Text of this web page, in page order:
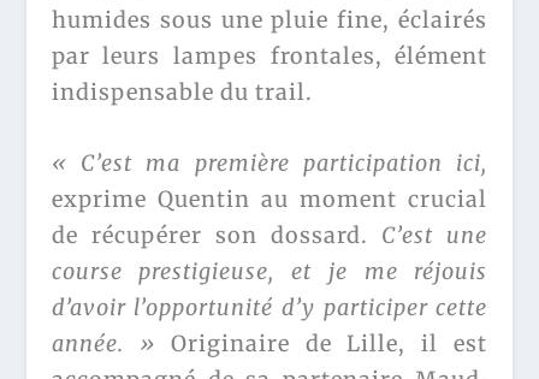
humides sous une pluie fine, éclairés
par leurs lampes frontales, élément
indispensable du trail.
« C’est ma première participation ici,
exprime Quentin au moment crucial
de récupérer son dossard. C’est une
course prestigieuse, et je me réjouis
d’avoir l’opportunité d’y participer cette
année. » Originaire de Lille, il est